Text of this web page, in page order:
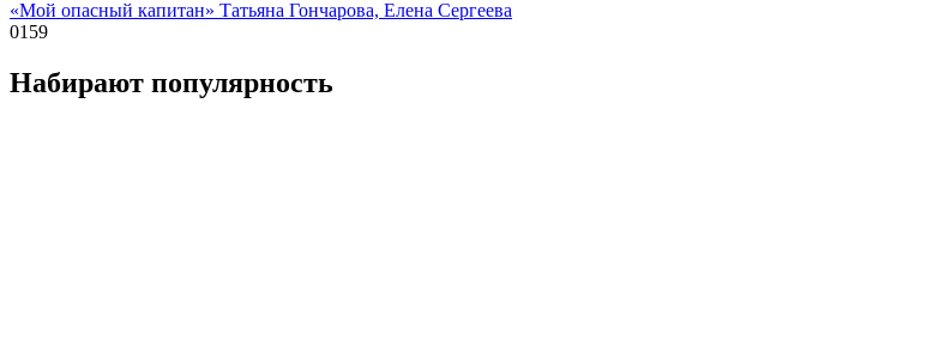
«Мой опасный капитан» Татьяна Гончарова, Елена Сергеева
0159
Набирают популярность